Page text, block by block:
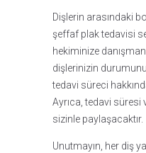
Dişlerin arasındaki
şeffaf plak tedavisi
hekiminize
dişlerinizin
tedavi süreci
Ayrıca, tedavi süresi
sizinle paylaşacaktır.
Unutmayın, her diş